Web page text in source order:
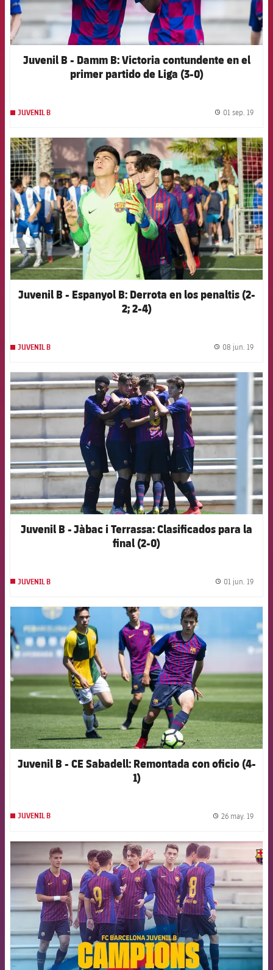
Juvenil B - Damm B: Victoria contundente en el
primer partido de Liga (3-0)
JUVENIL B 01 sep. 19
FCB Barcelona badge
Juvenil B - Espanyol B: Derrota en los penaltis (2-
2; 2-4)
JUVENIL B 08 jun. 19
FCB Barcelona badge
Juvenil B - Jàbac i Terrassa: Clasificados para la
final (2-0)
JUVENIL B 01 jun. 19
FCB Barcelona badge
Juvenil B - CE Sabadell: Remontada con oficio (4-
1)
JUVENIL B 26 may. 19
FCB Barcelona badge